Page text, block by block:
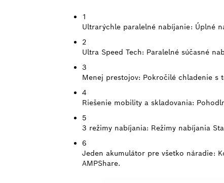
1
Ultrarýchle paralelné nabíjanie: Úplné
2
Ultra Speed Tech: Paralelné súčasné
3
Menej prestojov: Pokročilé chladenie s
4
Riešenie mobility a skladovania:
5
3 režimy nabíjania: Režimy nabíjania
6
Jeden akumulátor pre všetko náradie:
AMPShare.